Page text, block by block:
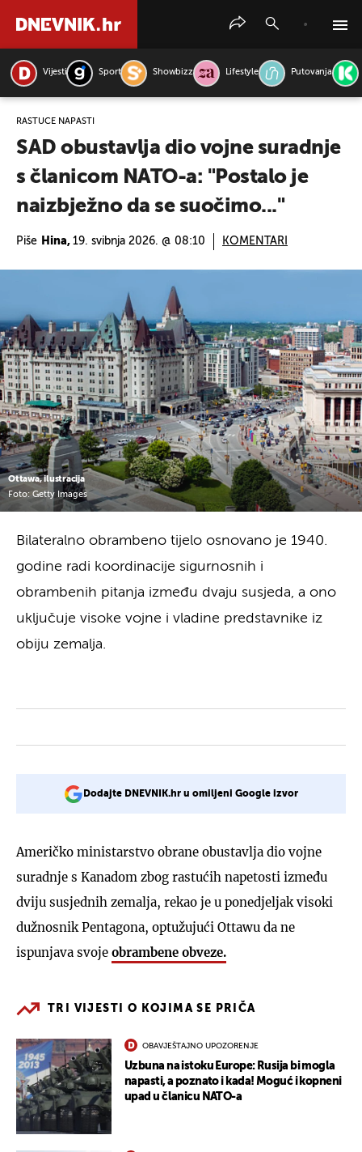
Vijesti Sport Showbizz Lifestyle Putovanja
RASTUĆE NAPASTI
SAD obustavlja dio vojne suradnje
s članicom NATO-a: "Postalo je
naizbježno da se suočimo..."
Piše Hina, 19. svibnja 2026. @ 08:10 KOMENTARI
Ottawa, ilustracija
Foto: Getty Images
Bilateralno obrambeno tijelo osnovano je 1940.
godine radi koordinacije sigurnosnih i
obrambenih pitanja između dvaju susjeda, a ono
uključuje visoke vojne i vladine predstavnike iz
obiju zemalja.
Dodajte DNEVNIK.hr u omiljeni Google izvor
Američko ministarstvo obrane obustavlja dio vojne
suradnje s Kanadom zbog rastućih napetosti između
dviju susjednih zemalja, rekao je u ponedjeljak visoki
dužnosnik Pentagona, optužujući Ottawu da ne
ispunjava svoje obrambene obveze.
TRI VIJESTI O KOJIMA SE PRIČA
OBAVJEŠTAJNO UPOZORENJE
Uzbuna na istoku Europe: Rusija bi mogla
napasti, a poznato i kada! Moguć i kopneni
upad u članicu NATO-a
PRETRAŽITE VIJESTI